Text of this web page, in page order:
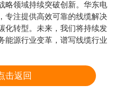
略领域持续突破创新。华东电
专注提供高效可靠的线缆解决
化转型。未来，我们将持续发
能源行业变革，谱写线缆行业
击返回